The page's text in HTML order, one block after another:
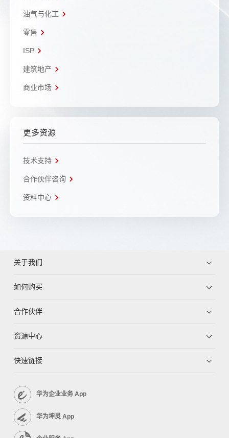
油气与化工
零售
ISP
建筑地产
商业市场
更多资源
技术支持
合作伙伴咨询
资料中心
关于我们
如何购买
合作伙伴
资源中心
快速链接
华为企业业务 App
华为坤灵 App